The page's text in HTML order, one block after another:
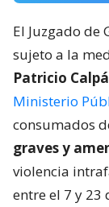
El Juzgado de
sujeto a la
Patricio
Ministerio
consumados
graves y
violencia
entre el 7 y 23